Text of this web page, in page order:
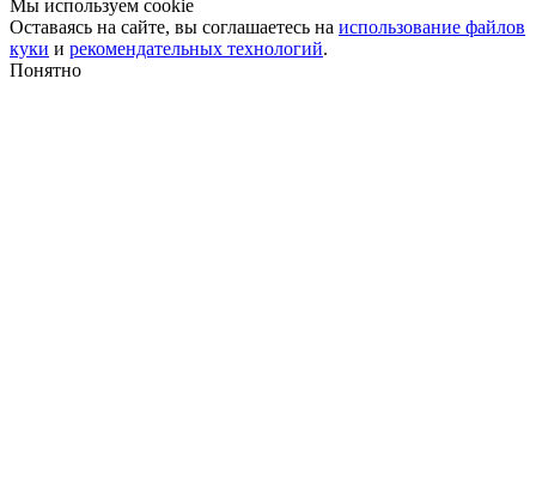
Мы используем cookie
Оставаясь на сайте, вы соглашаетесь на использование файлов
куки и рекомендательных технологий.
Понятно